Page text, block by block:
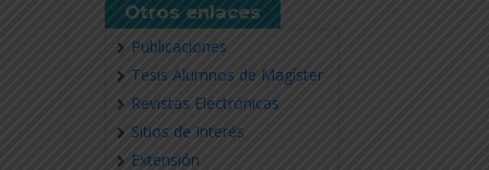
Otros enlaces
Publicaciones
Tesis Alumnos de Magíster
Revistas Electrónicas
Sitios de Interés
Extensión